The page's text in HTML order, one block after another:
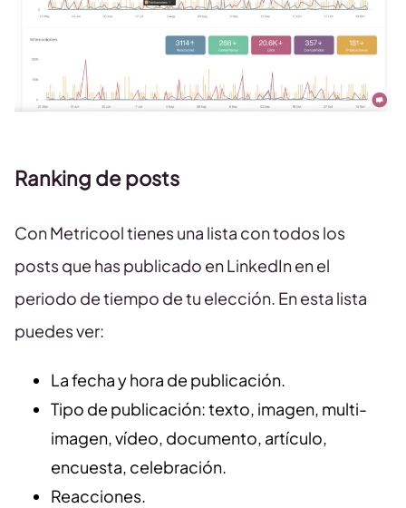
Ranking de posts
Con Metricool tienes una lista con todos los
posts que has publicado en LinkedIn en el
periodo de tiempo de tu elección. En esta lista
puedes ver:
La fecha y hora de publicación.
Tipo de publicación: texto, imagen, multi-
imagen, vídeo, documento, artículo,
encuesta, celebración.
Reacciones.